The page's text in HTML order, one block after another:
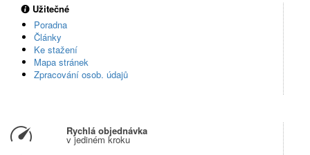
Užitečné
Poradna
Články
Ke stažení
Mapa stránek
Zpracování osob. údajů
Rychlá objednávka
v jediném kroku